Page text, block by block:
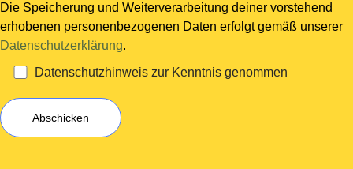
Die Speicherung und Weiterverarbeitung deiner vorstehend
erhobenen personenbezogenen Daten erfolgt gemäß unserer
Datenschutzerklärung.
Datenschutzhinweis zur Kenntnis genommen